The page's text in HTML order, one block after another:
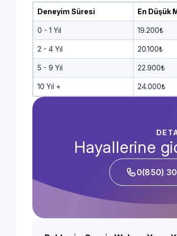
Deneyim Süresi En Düşük
0 - 1 Yıl 19.200₺
2 - 4 Yıl 20.100₺
5 - 9 Yıl 22.900₺
10 Yıl + 24.000₺
Hayallerine
0(850)